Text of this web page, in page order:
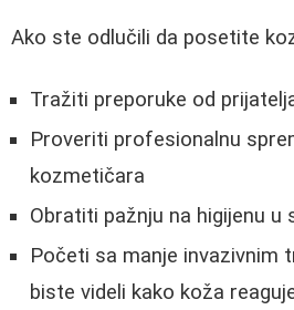
Ako ste odlučili da posetite
Tražiti preporuke od
Proveriti profesionalnu
kozmetičara
Obratiti pažnju na higijenu u
Početi sa manje invazivnim
biste videli kako koža